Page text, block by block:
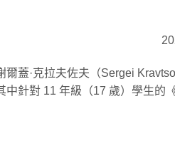
爾蓋·克拉夫佐夫（Sergei
中針對 11 年級（17 歲）學生的